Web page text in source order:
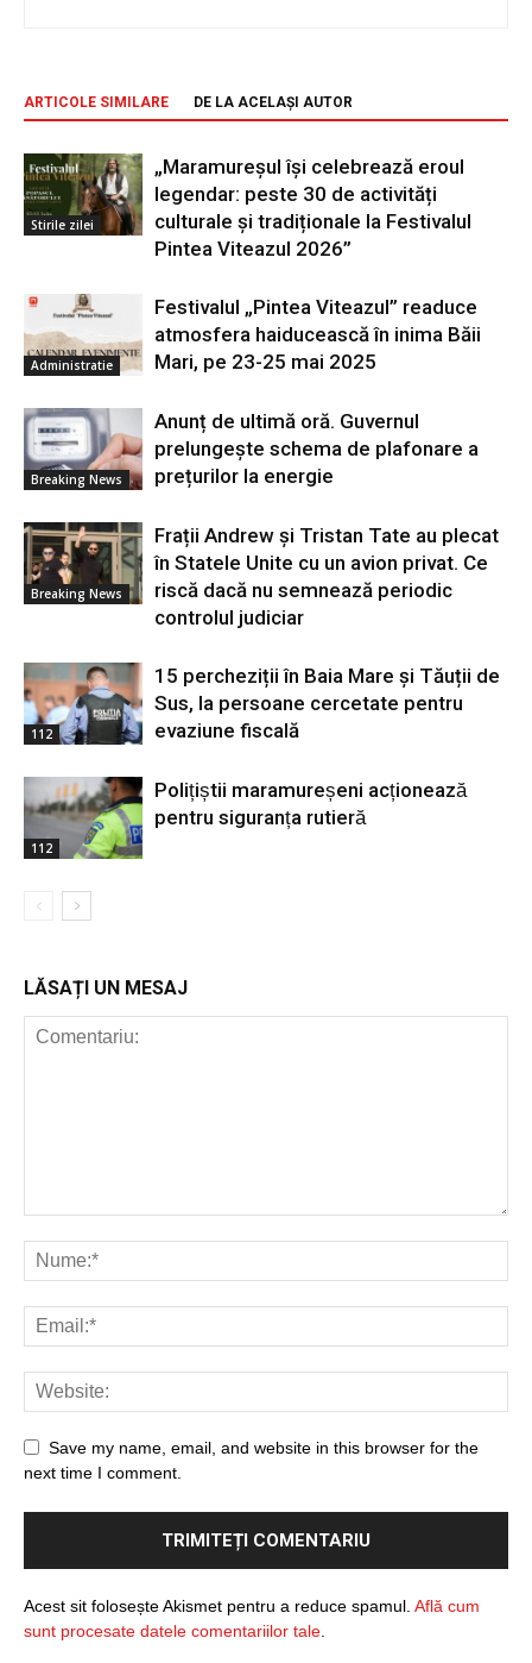
ARTICOLE SIMILARE DE LA ACELAȘI AUTOR
Stirile zilei
„Maramureșul își celebrează eroul
legendar: peste 30 de activități
culturale și tradiționale la Festivalul
Pintea Viteazul 2026”
Administratie
Festivalul „Pintea Viteazul” readuce
atmosfera haiducească în inima Băii
Mari, pe 23-25 mai 2025
Breaking News
Anunț de ultimă oră. Guvernul
prelungește schema de plafonare a
prețurilor la energie
Breaking News
Frații Andrew și Tristan Tate au plecat
în Statele Unite cu un avion privat. Ce
riscă dacă nu semnează periodic
controlul judiciar
112
15 percheziții în Baia Mare și Tăuții de
Sus, la persoane cercetate pentru
evaziune fiscală
112
Polițiștii maramureșeni acționează
pentru siguranța rutieră
LĂSAȚI UN MESAJ
Save my name, email, and website in this browser for the
next time I comment.
Acest sit folosește Akismet pentru a reduce spamul. Află cum
sunt procesate datele comentariilor tale.